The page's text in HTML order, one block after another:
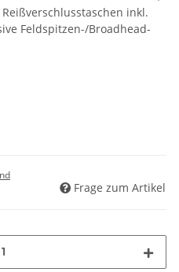
inkl.
Feldspitzen-/Broadhead-
Frage zum Artikel